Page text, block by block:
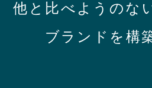
他と比べようのな
ブランドを構